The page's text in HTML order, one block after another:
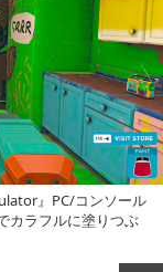
』PC/コンソール
カラフルに塗りつぶ